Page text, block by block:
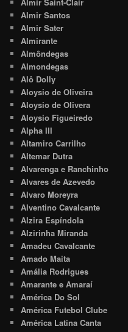
Almir Santos
Almir Sater
Almirante
Almôndegas
Almondegas
Alô Dolly
Aloysio de Oliveira
Aloysio de Olivera
Aloysio Figueiredo
Alpha III
Altamiro Carrilho
Altemar Dutra
Alvarenga e Ranchinho
Alvares de Azevedo
Alvaro Moreyra
Alventino Cavalcante
Alzira Espíndola
Alzirinha Miranda
Amadeu Cavalcante
Amado Maita
Amália Rodrigues
Amarante e Amaraí
América Do Sol
América Futebol Clube
América Latina Canta